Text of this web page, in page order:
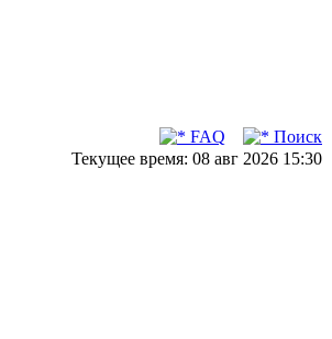
FAQ
Поиск
Текущее время: 08 авг 2026 15:30